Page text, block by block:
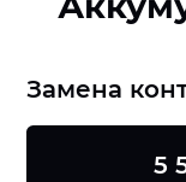
Замена
5